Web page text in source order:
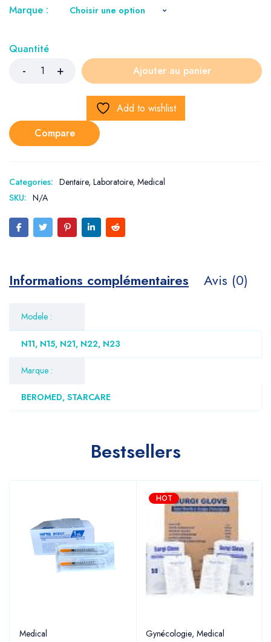
Marque :
Quantité
Ajouter au panier
Add to wishlist
Compare
Categories: Dentaire, Laboratoire, Medical
SKU: N/A
Informations complémentaires Avis (0)
Modele :
N11, N15, N21, N22, N23
Marque :
BEROMED, STARCARE
Bestsellers
Medical
HOT
Gynécologie, Medical